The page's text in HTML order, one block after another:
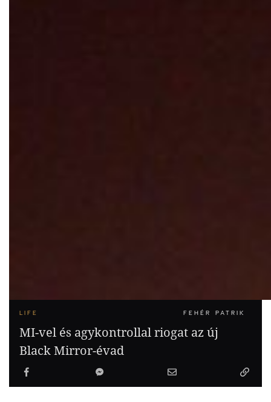
LIFE FEHÉR PATRIK
MI-vel és agykontrollal riogat az új
Black Mirror-évad